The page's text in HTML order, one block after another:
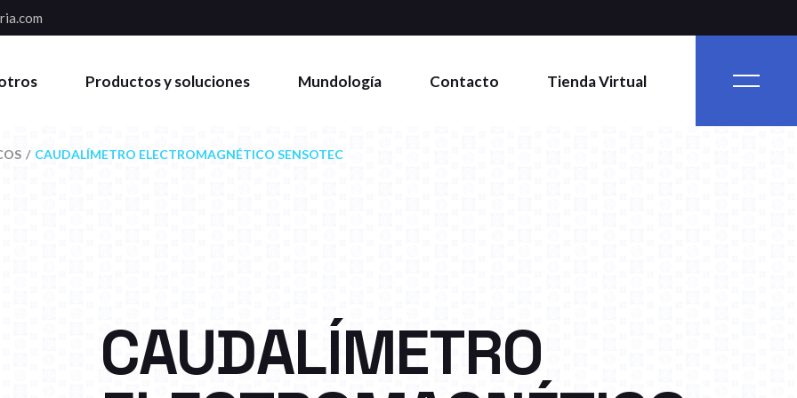
Productos y soluciones Mundología Contacto Tienda Virtual
CAUDALÍMETRO ELECTROMAGNÉTICO SENSOTEC
CAUDALÍMETRO